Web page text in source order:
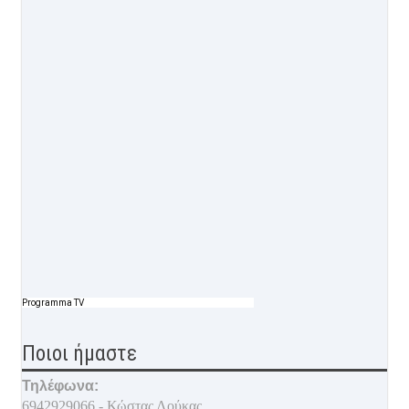
Programma TV
Ποιοι ήμαστε
Τηλέφωνα:
6942929066 - Κώστας Λούκας